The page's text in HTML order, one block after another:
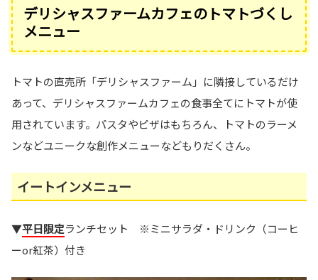
デリシャスファームカフェのトマトづくし
メニュー
トマトの直売所「デリシャスファーム」に隣接しているだけ
あって、デリシャスファームカフェの食事全てにトマトが使
用されています。パスタやピザはもちろん、トマトのラーメ
ンなどユニークな創作メニューなどもりだくさん。
イートインメニュー
▼平日限定ランチセット ※ミニサラダ・ドリンク（コーヒ
ーor紅茶）付き